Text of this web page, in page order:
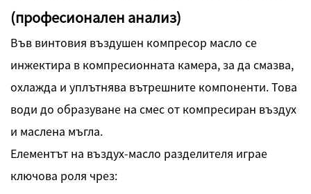
(професионален анализ)
Във винтовия въздушен компресор масло се
инжектира в компресионната камера, за да смазва,
охлажда и уплътнява вътрешните компоненти. Това
води до образуване на смес от компресиран въздух
и маслена мъгла.
Елементът на въздух-масло разделителя играе
ключова роля чрез: